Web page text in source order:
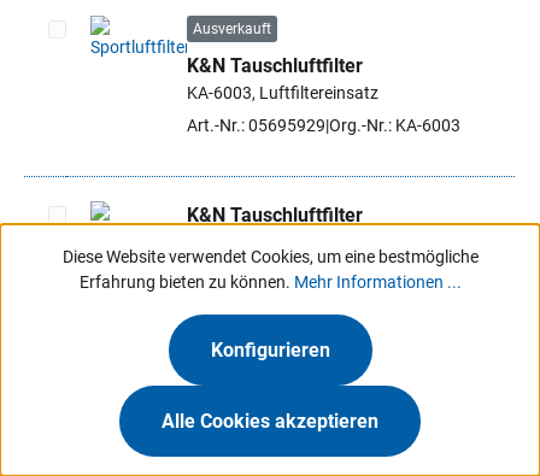
Artikel auswählen
Ausverkauft
K&N Tauschluftfilter
KA-6003, Luftfiltereinsatz
Art.-Nr.: 05695929 Org.-Nr.: KA-6003
Artikel auswählen
K&N Tauschluftfilter
Art.-Nr.: 05695937 Org.-Nr.: KA-6005
Artikel auswählen
K&N Tauschluftfilter
KA-6007, Luftfiltereinsatz
Art.-Nr.: 05695945Org.-Nr.: KA-6007
Diese Website verwendet Cookies, um eine bestmögliche
Erfahrung bieten zu können. Mehr Informationen ...
Konfigurieren
Alle Cookies akzeptieren